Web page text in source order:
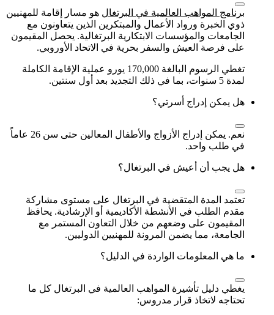
برنامج المواهب العالمية في البرتغال هو مسار إقامة للمهنيين
ذوي الخبرة ورواد الأعمال والمبتكرين الذين يتعاونون مع
الجامعات والمؤسسات الابتكارية البرتغالية. يحصل المقيمون
على فرصة العيش والسفر بحرية في الاتحاد الأوروبي.
تغطي الرسوم البالغة 170,000 يورو عملية الإقامة الكاملة
لمدة 5 سنوات، بما في ذلك التجديد بعد أول سنتين.
هل يمكن إدراج أسرتي؟
نعم. يمكن إدراج الأزواج والأطفال المعالين حتى سن 26 عاماً
في طلب واحد.
هل يجب أن أعيش في البرتغال؟
تعتمد المدة المتقضية في البرتغال على مستوى مشاركة
مقدم الطلب في الأنشطة الأكاديمية أو الإرشادية. يحافظ
المقيمون على وضعهم من خلال التعاون المستمر مع
الجامعة، مما يضمن المرونة للمهنيين الدوليين.
ما هي المعلومات الواردة في الدليل؟
يغطي دليل تأشيرة المواهب العالمية في البرتغال كل ما
تحتاجه لاتخاذ قرار مدروس: